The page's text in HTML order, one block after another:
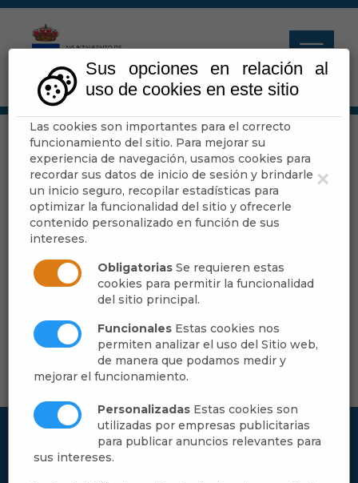
×
Sus opciones en relación al
uso de cookies en este sitio
Las cookies son importantes para el correcto
funcionamiento del sitio. Para mejorar su
experiencia de navegación, usamos cookies para
recordar sus datos de inicio de sesión y brindarle
un inicio seguro, recopilar estadísticas para
optimizar la funcionalidad del sitio y ofrecerle
contenido personalizado en función de sus
intereses.
Obligatorias Se requieren estas
cookies para permitir la funcionalidad
del sitio principal.
Funcionales Estas cookies nos
permiten analizar el uso del Sitio web,
de manera que podamos medir y
mejorar el funcionamiento.
Personalizadas Estas cookies son
utilizadas por empresas publicitarias
para publicar anuncios relevantes para
sus intereses.
Escuchar
Publicado:
[más información]